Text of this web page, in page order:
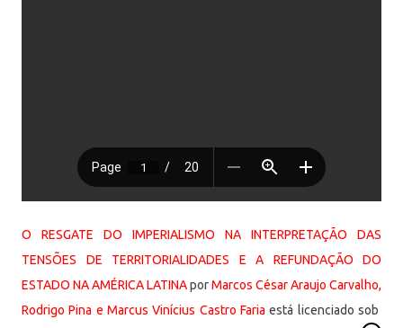
O RESGATE DO IMPERIALISMO NA INTERPRETAÇÃO DAS
TENSÕES DE TERRITORIALIDADES E A REFUNDAÇÃO DO
ESTADO NA AMÉRICA LATINAporMarcos César Araujo Carvalho,
Rodrigo Pina e Marcus Vinícius Castro Faria está licenciado sob